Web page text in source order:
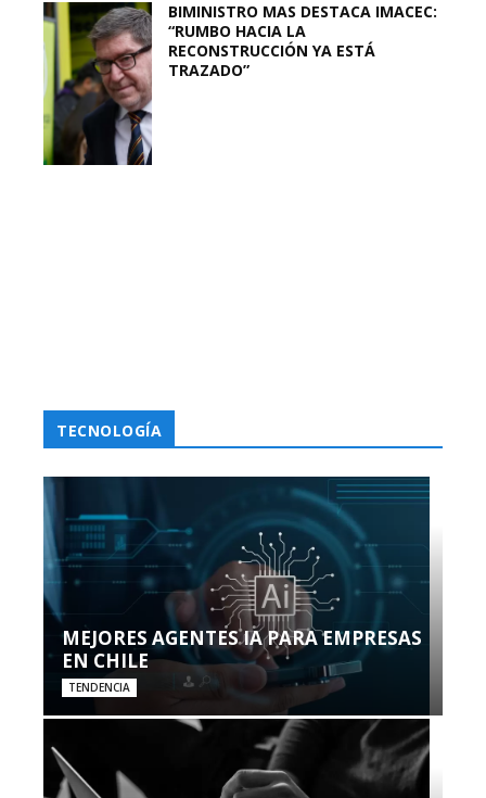
BIMINISTRO MAS DESTACA IMACEC:
“RUMBO HACIA LA
RECONSTRUCCIÓN YA ESTÁ
TRAZADO”
TECNOLOGÍA
MEJORES AGENTES IA PARA EMPRESAS
EN CHILE
TENDENCIA